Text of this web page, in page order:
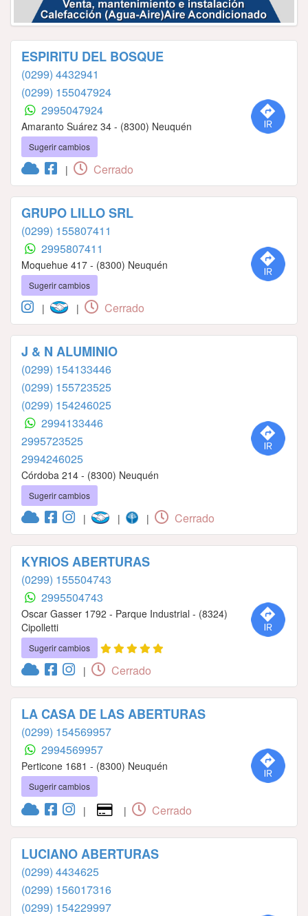
ESPIRITU DEL BOSQUE
(0299) 4432941
(0299) 155047924
2995047924
Amaranto Suárez 34 - (8300) Neuquén
Sugerir cambios
| Cerrado
GRUPO LILLO SRL
(0299) 155807411
2995807411
Moquehue 417 - (8300) Neuquén
Sugerir cambios
| | Cerrado
J & N ALUMINIO
(0299) 154133446
(0299) 155723525
(0299) 154246025
2994133446
2995723525
2994246025
Córdoba 214 - (8300) Neuquén
Sugerir cambios
| | | Cerrado
KYRIOS ABERTURAS
(0299) 155504743
2995504743
Oscar Gasser 1792 - Parque Industrial - (8324)
Cipolletti
Sugerir cambios
| Cerrado
LA CASA DE LAS ABERTURAS
(0299) 154569957
2994569957
Perticone 1681 - (8300) Neuquén
Sugerir cambios
| | Cerrado
LUCIANO ABERTURAS
(0299) 4434625
(0299) 156017316
(0299) 154229997